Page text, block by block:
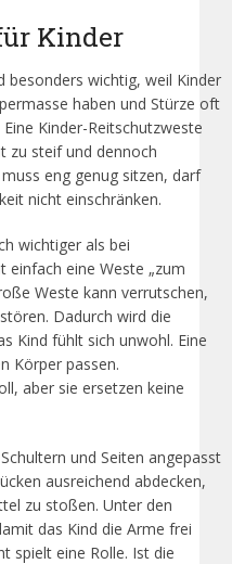
Kinder
besonders wichtig, weil Kinder
haben und Stürze oft
Kinder-Reitschutzweste
zu steif und dennoch
eng genug sitzen, darf
nicht einschränken.
wichtiger als bei
einfach eine Weste „zum
Weste kann verrutschen,
Dadurch wird die
Kind fühlt sich unwohl. Eine
Körper passen.
aber sie ersetzen keine
und Seiten angepasst
ausreichend abdecken,
zu stoßen. Unter den
das Kind die Arme frei
spielt eine Rolle. Ist die